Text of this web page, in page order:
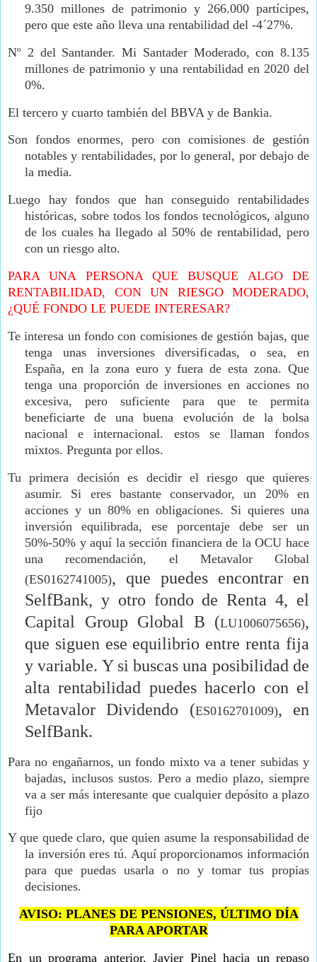
9.350 millones de patrimonio y 266.000 partícipes,
pero que este año lleva una rentabilidad del -4´27%.
Nº 2 del Santander. Mi Santader Moderado, con 8.135
millones de patrimonio y una rentabilidad en 2020 del
0%.
El tercero y cuarto también del BBVA y de Bankia.
Son fondos enormes, pero con comisiones de gestión
notables y rentabilidades, por lo general, por debajo de
la media.
Luego hay fondos que han conseguido rentabilidades
históricas, sobre todos los fondos tecnológicos, alguno
de los cuales ha llegado al 50% de rentabilidad, pero
con un riesgo alto.
PARA UNA PERSONA QUE BUSQUE ALGO DE
RENTABILIDAD, CON UN RIESGO MODERADO,
¿QUÉ FONDO LE PUEDE INTERESAR?
Te interesa un fondo con comisiones de gestión bajas, que
tenga unas inversiones diversificadas, o sea, en
España, en la zona euro y fuera de esta zona. Que
tenga una proporción de inversiones en acciones no
excesiva, pero suficiente para que te permita
beneficiarte de una buena evolución de la bolsa
nacional e internacional. estos se llaman fondos
mixtos. Pregunta por ellos.
Tu primera decisión es decidir el riesgo que quieres
asumir. Si eres bastante conservador, un 20% en
acciones y un 80% en obligaciones. Si quieres una
inversión equilibrada, ese porcentaje debe ser un
50%-50% y aquí la sección financiera de la OCU hace
una recomendación, el Metavalor Global
(ES0162741005), que puedes encontrar en
SelfBank, y otro fondo de Renta 4, el
Capital Group Global B (LU1006075656),
que siguen ese equilibrio entre renta fija
y variable. Y si buscas una posibilidad de
alta rentabilidad puedes hacerlo con el
Metavalor Dividendo (ES0162701009), en
SelfBank.
Para no engañarnos, un fondo mixto va a tener subidas y
bajadas, inclusos sustos. Pero a medio plazo, siempre
va a ser más interesante que cualquier depósito a plazo
fijo
Y que quede claro, que quien asume la responsabilidad de
la inversión eres tú. Aquí proporcionamos información
para que puedas usarla o no y tomar tus propias
decisiones.
AVISO: PLANES DE PENSIONES, ÚLTIMO DÍA
PARA APORTAR
En un programa anterior, Javier Pinel hacia un repaso